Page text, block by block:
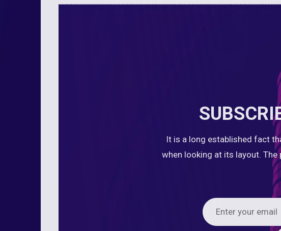
It is a long established fact
when looking at its layout.